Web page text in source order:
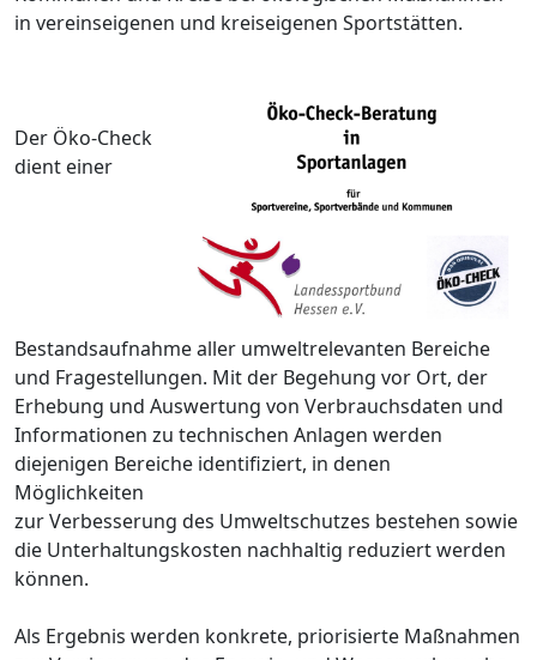
in vereinseigenen und kreiseigenen Sportstätten.
Der Öko-Check
dient einer
Bestandsaufnahme aller umweltrelevanten Bereiche
und Fragestellungen. Mit der Begehung vor Ort, der
Erhebung und Auswertung von Verbrauchsdaten und
Informationen zu technischen Anlagen werden
diejenigen Bereiche identifiziert, in denen
Möglichkeiten
zur Verbesserung des Umweltschutzes bestehen sowie
die Unterhaltungskosten nachhaltig reduziert werden
können.
Als Ergebnis werden konkrete, priorisierte Maßnahmen